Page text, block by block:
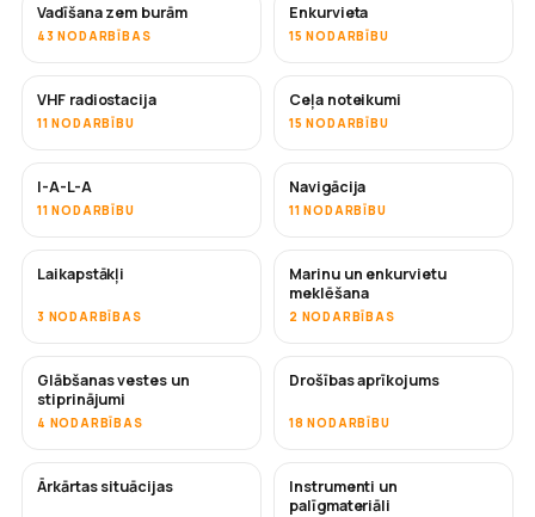
Vadīšana zem burām
43 NODARBĪBAS
Enkurvieta
15 NODARBĪBU
VHF radiostacija
11 NODARBĪBU
Ceļa noteikumi
15 NODARBĪBU
I-A-L-A
11 NODARBĪBU
Navigācija
11 NODARBĪBU
Laikapstākļi
3 NODARBĪBAS
Marinu un enkurvietu
meklēšana
2 NODARBĪBAS
Glābšanas vestes un
stiprinājumi
4 NODARBĪBAS
Drošības aprīkojums
18 NODARBĪBU
Ārkārtas situācijas
Instrumenti un
palīgmateriāli